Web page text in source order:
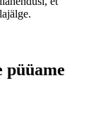
püüame